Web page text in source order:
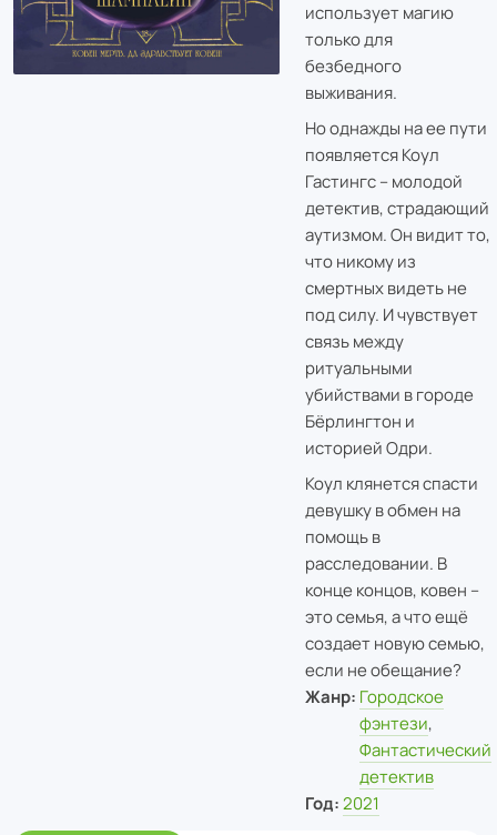
использует магию
только для
безбедного
выживания.
Но однажды на ее пути
появляется Коул
Гастингс – молодой
детектив, страдающий
аутизмом. Он видит то,
что никому из
смертных видеть не
под силу. И чувствует
связь между
ритуальными
убийствами в городе
Бёрлингтон и
историей Одри.
Коул клянется спасти
девушку в обмен на
помощь в
расследовании. В
конце концов, ковен –
это семья, а что ещё
создает новую семью,
если не обещание?
Жанр: Городское
фэнтези,
Фантастический
детектив
Год: 2021